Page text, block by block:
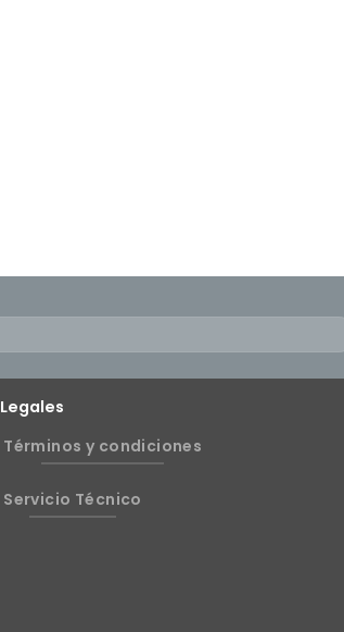
Legales
Términos y condiciones
Servicio Técnico